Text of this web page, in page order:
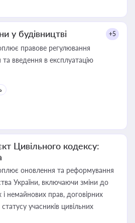
у будівництві +5
правове регулювання
та введення в експлуатацію
Цивільного кодексу:
оновлення та реформування
України, включаючи зміни до
немайнових прав, договірних
учасників цивільних